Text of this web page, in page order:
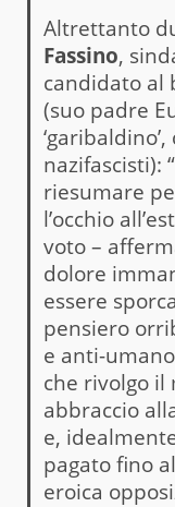
Altrettanto
Fassino,
candidato al
(suo padre
nazifascisti):
riesumare
l’occhio
voto –
dolore
essere
pensiero
e anti-
che rivolgo
abbraccio
e,
pagato fino
eroica